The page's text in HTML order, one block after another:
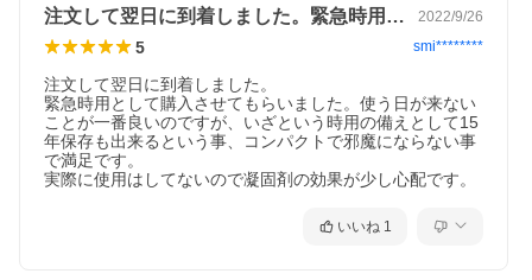
注文して翌日に到着しました。緊急時用と… 2022/9/26
5 smi********
注文して翌日に到着しました。
緊急時用として購入させてもらいました。使う日が来ない
ことが一番良いのですが、いざという時用の備えとして15
年保存も出来るという事、コンパクトで邪魔にならない事
で満足です。
実際に使用はしてないので凝固剤の効果が少し心配です。
いいね 1